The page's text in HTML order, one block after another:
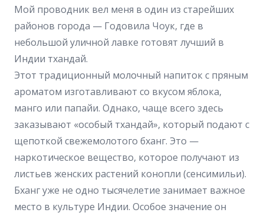
Мой проводник вел меня в один из старейших
районов города — Годовила Чоук, где в
небольшой уличной лавке готовят лучший в
Индии тхандай.
Этот традиционный молочный напиток с пряным
ароматом изготавливают со вкусом яблока,
манго или папайи. Однако, чаще всего здесь
заказывают «особый тхандай», который подают с
щепоткой свежемолотого бханг. Это —
наркотическое вещество, которое получают из
листьев женских растений конопли (сенсимильи).
Бханг уже не одно тысячелетие занимает важное
место в культуре Индии. Особое значение он